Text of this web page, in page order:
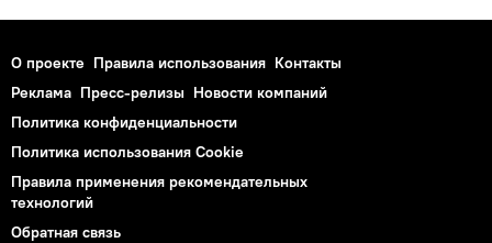
О проекте Правила использования Контакты
Реклама Пресс-релизы Новости компаний
Политика конфиденциальности
Политика использования Cookie
Правила применения рекомендательных
технологий
Обратная связь